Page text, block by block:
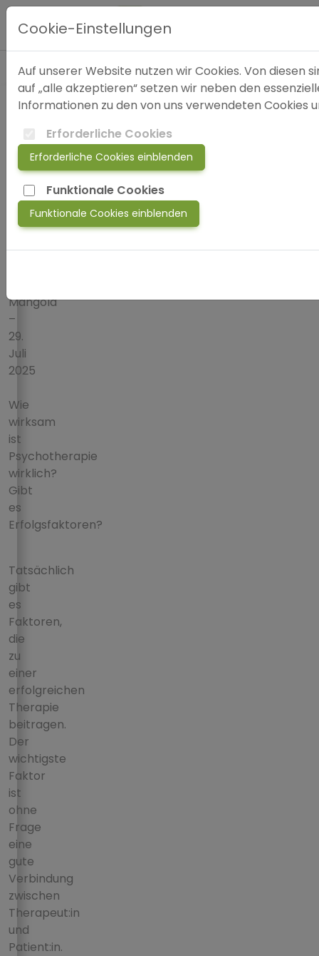
Hauptmenü
Expertensuche
Blog
FAQ
SOS
5
Faktoren
erfolgreiche
Therapie
Faktoren
für
eine
erfolgreiche
Therapie
Mangold
–
29.
Juli
2025
Wie
wirksam
ist
Psychotherapie
wirklich?
Gibt
es
Erfolgsfaktoren?
Tatsächlich
gibt
es
Faktoren,
die
zu
einer
erfolgreichen
Therapie
beitragen.
Der
wichtigste
Faktor
ist
ohne
Frage
eine
gute
Verbindung
zwischen
Therapeut:in
und
Patient:in.
Cookie-Einstellungen
Auf unserer Website nutzen wir Cookies. Von diesen
auf „alle akzeptieren“ setzen wir neben den
Informationen zu den von uns verwendeten Cookies
Erforderliche Cookies
Erforderliche Cookies einblenden
Funktionale Cookies
Funktionale Cookies einblenden